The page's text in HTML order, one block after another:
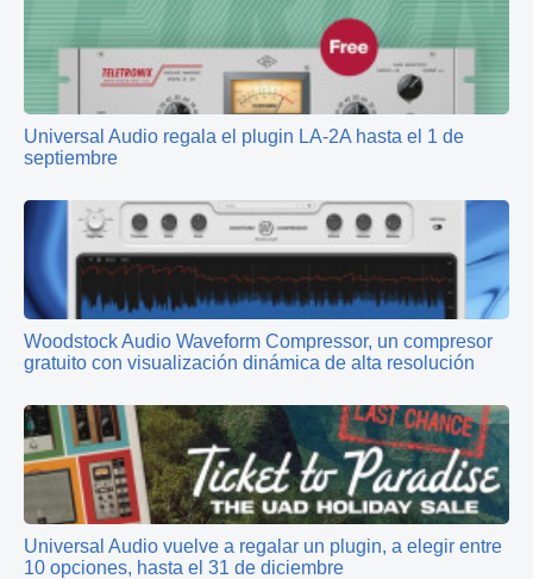
Universal Audio regala el plugin LA-2A hasta el 1 de
septiembre
Woodstock Audio Waveform Compressor, un compresor
gratuito con visualización dinámica de alta resolución
Universal Audio vuelve a regalar un plugin, a elegir entre
10 opciones, hasta el 31 de diciembre